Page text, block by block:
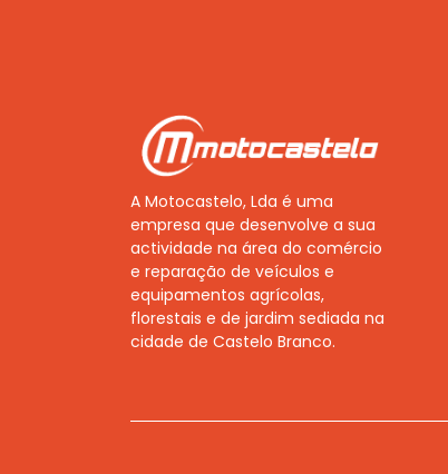
A Motocastelo, Lda é uma
empresa que desenvolve a sua
actividade na área do comércio
e reparação de veículos e
equipamentos agrícolas,
florestais e de jardim sediada na
cidade de Castelo Branco.